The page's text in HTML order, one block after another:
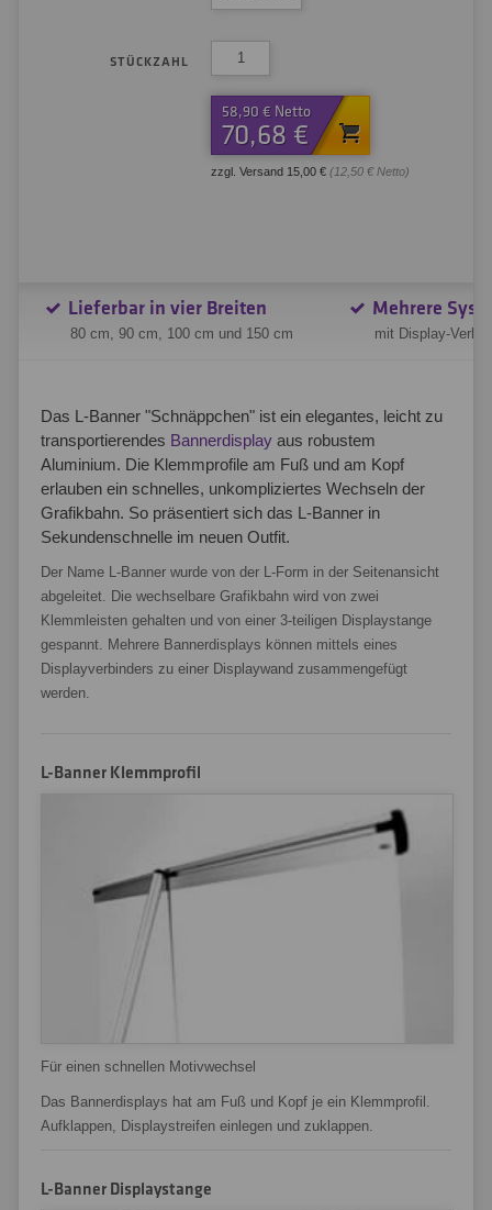
STÜCKZAHL
58,90 € Netto
70,68 €
zzgl. Versand 15,00 € (12,50 € Netto)
Lieferbar in vier Breiten
80 cm, 90 cm, 100 cm und 150 cm
Mehrere
mit Display-
Das L-Banner "Schnäppchen" ist ein elegantes, leicht zu
transportierendes Bannerdisplay aus robustem
Aluminium. Die Klemmprofile am Fuß und am Kopf
erlauben ein schnelles, unkompliziertes Wechseln der
Grafikbahn. So präsentiert sich das L-Banner in
Sekundenschnelle im neuen Outfit.
Der Name L-Banner wurde von der L-Form in der Seitenansicht
abgeleitet. Die wechselbare Grafikbahn wird von zwei
Klemmleisten gehalten und von einer 3-teiligen Displaystange
gespannt. Mehrere Bannerdisplays können mittels eines
Displayverbinders zu einer Displaywand zusammengefügt
werden.
L-Banner Klemmprofil
Für einen schnellen Motivwechsel
Das Bannerdisplays hat am Fuß und Kopf je ein Klemmprofil.
Aufklappen, Displaystreifen einlegen und zuklappen.
L-Banner Displaystange